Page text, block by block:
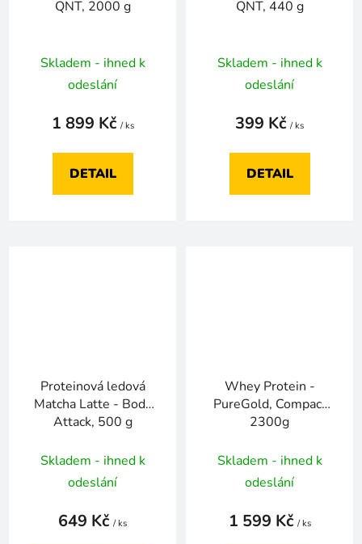
QNT, 2000 g
Skladem - ihned k
odeslání
1 899 Kč / ks
DETAIL
QNT, 440 g
Skladem - ihned k
odeslání
399 Kč / ks
DETAIL
Proteinová ledová
Matcha Latte - Body
Attack, 500 g
Skladem - ihned k
odeslání
649 Kč / ks
Whey Protein -
PureGold, Compact
2300g
Skladem - ihned k
odeslání
1 599 Kč / ks